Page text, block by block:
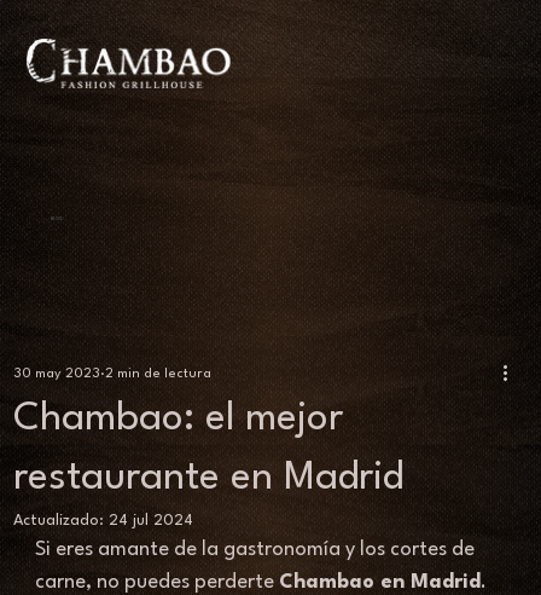
BLOG
Chambao: el mejor
restaurante en Madrid
30 may 2023 2 min de lectura
Actualizado: 24 jul 2024
Si eres amante de la gastronomía y los cortes de
carne, no puedes perderte Chambao en Madrid.